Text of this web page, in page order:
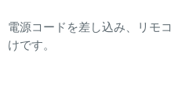
電源コードを差し込み、リモ
けです。